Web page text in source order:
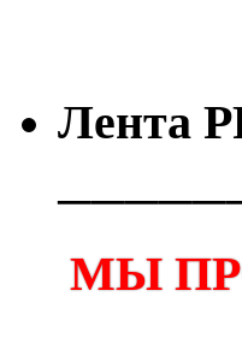
Лента
МЫ